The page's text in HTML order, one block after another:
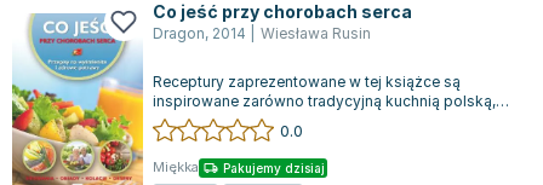
Co jeść przy chorobach serca
Dragon, 2014 Wiesława Rusin
Receptury zaprezentowane w tej książce są
inspirowane zarówno tradycyjną kuchnią polską,
jak i różnorodnymi wpływami kuchni europe...
0.0
Miękka Pakujemy dzisiaj